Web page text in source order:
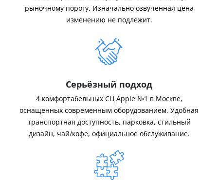
рыночному порогу. Изначально озвученная цена
изменению не подлежит.
Серьёзный подход
4 комфортабельных СЦ Apple №1 в Москве,
оснащенных современным оборудованием. Удобная
транспортная доступность, парковка, стильный
дизайн, чай/кофе, официальное обслуживание.